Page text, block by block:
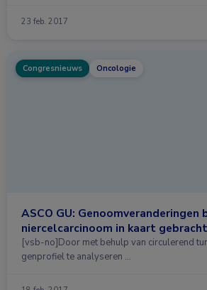
23 feb. 2017
Congresnieuws Oncologie
ASCO GU: Genoomveranderingen
niercelcarcinoom in kaart gebracht
[vsb-no]Door met behulp van circulerend
genprofiel te analyseren …